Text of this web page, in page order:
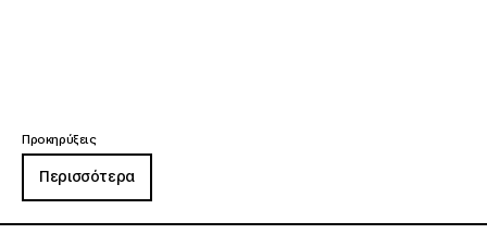
Προκηρύξεις
Περισσότερα